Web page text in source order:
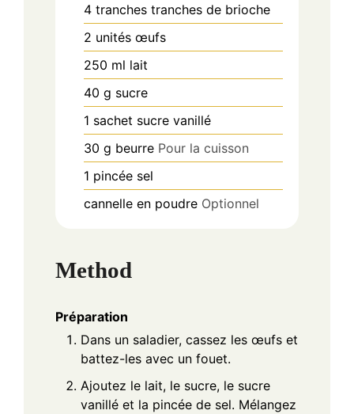
4 tranches tranches de brioche
2 unités œufs
250 ml lait
40 g sucre
1 sachet sucre vanillé
30 g beurre Pour la cuisson
1 pincée sel
cannelle en poudre Optionnel
Method
Préparation
Dans un saladier, cassez les œufs et
battez-les avec un fouet.
Ajoutez le lait, le sucre, le sucre
vanillé et la pincée de sel. Mélangez